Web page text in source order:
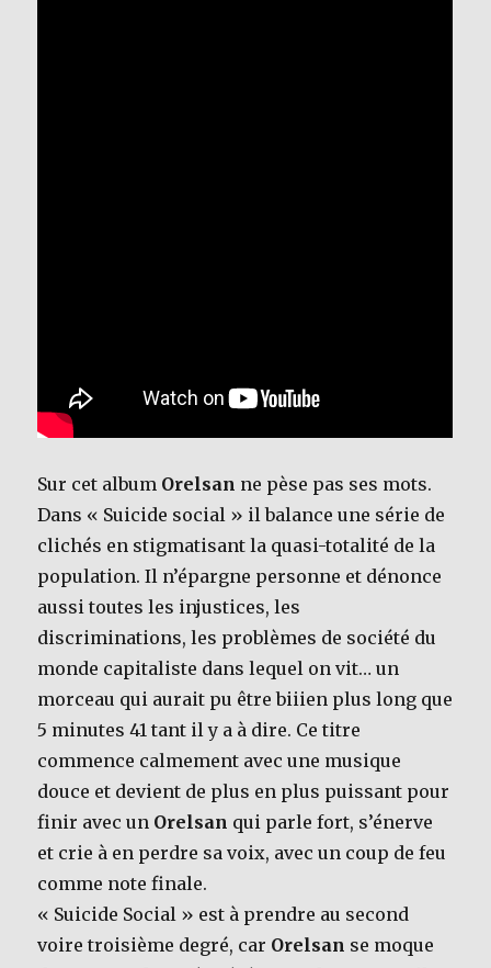
Sur cet album Orelsan ne pèse pas ses mots.
Dans « Suicide social » il balance une série de
clichés en stigmatisant la quasi-totalité de la
population. Il n’épargne personne et dénonce
aussi toutes les injustices, les
discriminations, les problèmes de société du
monde capitaliste dans lequel on vit… un
morceau qui aurait pu être biiien plus long que
5 minutes 41 tant il y a à dire. Ce titre
commence calmement avec une musique
douce et devient de plus en plus puissant pour
finir avec un Orelsan qui parle fort, s’énerve
et crie à en perdre sa voix, avec un coup de feu
comme note finale.
« Suicide Social » est à prendre au second
voire troisième degré, car Orelsan se moque